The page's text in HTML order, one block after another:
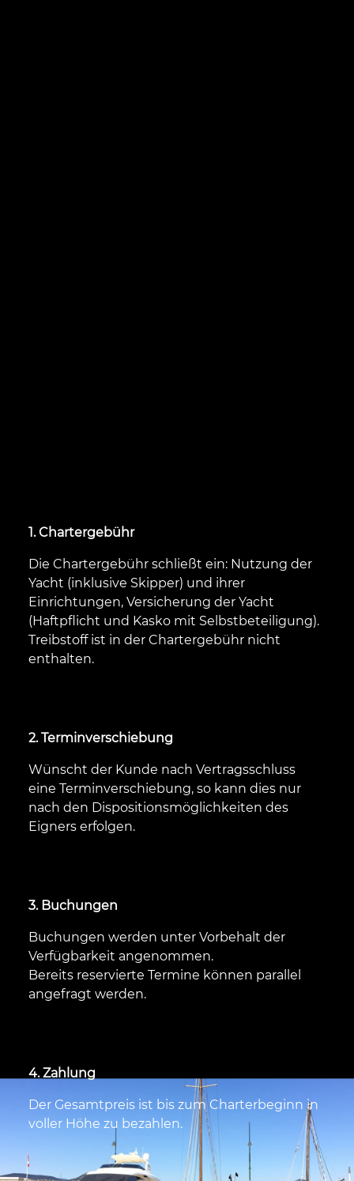
1. Chartergebühr
Die Chartergebühr schließt ein: Nutzung der
Yacht (inklusive Skipper) und ihrer
Einrichtungen, Versicherung der Yacht
(Haftpflicht und Kasko mit Selbstbeteiligung).
Treibstoff ist in der Chartergebühr nicht
enthalten.
2. Terminverschiebung
Wünscht der Kunde nach Vertragsschluss
eine Terminverschiebung, so kann dies nur
nach den Dispositionsmöglichkeiten des
Eigners erfolgen.
3. Buchungen
Buchungen werden unter Vorbehalt der
Verfügbarkeit angenommen.
Bereits reservierte Termine können parallel
angefragt werden.
4. Zahlung
Der Gesamtpreis ist bis zum Charterbeginn in
voller Höhe zu bezahlen.